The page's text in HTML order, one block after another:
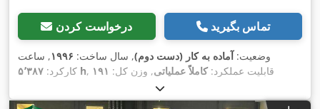
درخواست کردن تماس بگیرید
وضعیت:آماده به کار (دست دوم), سال ساخت: ۱۹۹۶, ساعت
کارکرد: ۵٬۳۸۷ h , قابلیت عملکرد:کاملاً عملیاتی, وزن کل: ۱۹۱
کیلوگرم,